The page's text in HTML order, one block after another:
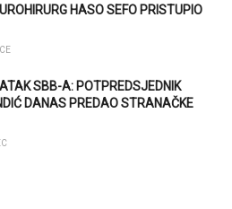
HASO SEFO PRISTUPIO
SBB-A: POTPREDSJEDNIK
DANAS PREDAO STRANAČKE